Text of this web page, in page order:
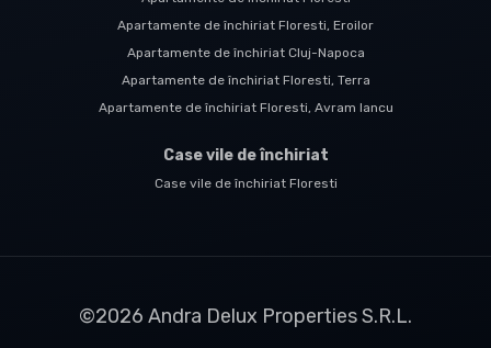
Apartamente de închiriat Floresti, Eroilor
Apartamente de închiriat Cluj-Napoca
Apartamente de închiriat Floresti, Terra
Apartamente de închiriat Floresti, Avram Iancu
Case vile de închiriat
Case vile de închiriat Floresti
©2026 Andra Delux Properties S.R.L.